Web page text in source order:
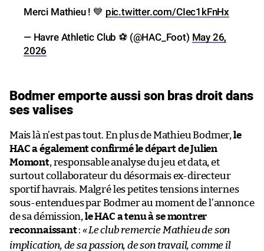
Merci Mathieu ! 💙 pic.twitter.com/CIec1kFnHx
— Havre Athletic Club ⚽️ (@HAC_Foot) May 26,
2026
Bodmer emporte aussi son bras droit dans
ses valises
Mais là n’est pas tout. En plus de Mathieu Bodmer, le
HAC a également confirmé le départ de Julien
Momont, responsable analyse du jeu et data, et
surtout collaborateur du désormais ex-directeur
sportif havrais. Malgré les petites tensions internes
sous-entendues par Bodmer au moment de l’annonce
de sa démission, le HAC a tenu à se montrer
reconnaissant:«Le club remercie Mathieu de son
implication, de sa passion, de son travail, comme il